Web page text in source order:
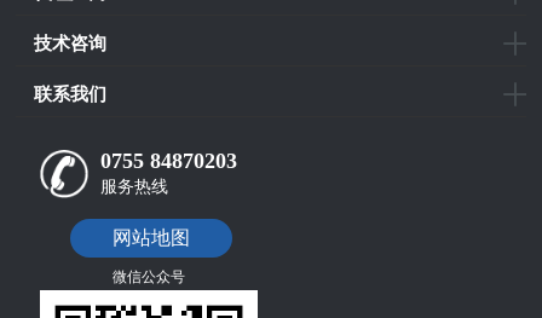
技术咨询
联系我们
0755 84870203
服务热线
网站地图
微信公众号